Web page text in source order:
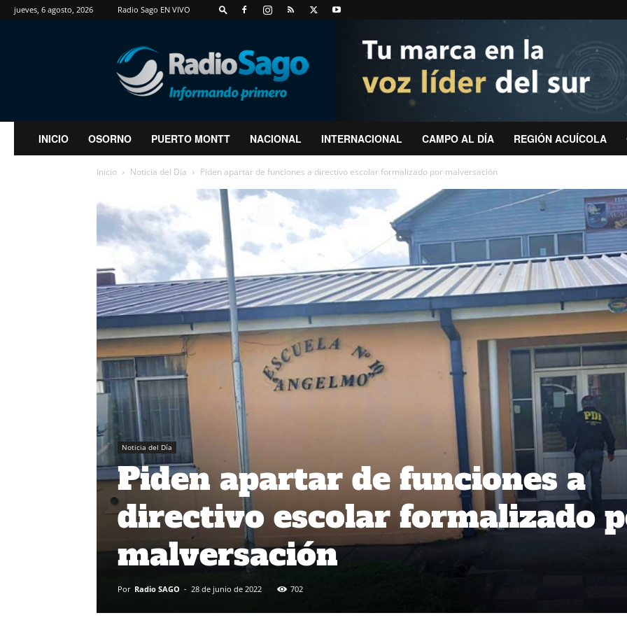
jueves, 6 agosto, 2026 Radio Sago EN VIVO
RadioSago
INICIO OSORNO PUERTO MONTT NACIONAL INTERNACIONAL CAMPO AL DÍA REGIÓN ACUÍCOLA
Inicio Noticia del Día Piden apartar de funciones a directivo escolar formalizado por malversación
Noticia del Día
Piden apartar de funciones a
directivo escolar formalizado
malversación
Por Radio SAGO - 28 de junio de 2022 702